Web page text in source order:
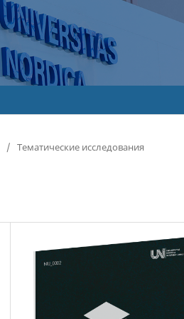
/ Тематические исследования